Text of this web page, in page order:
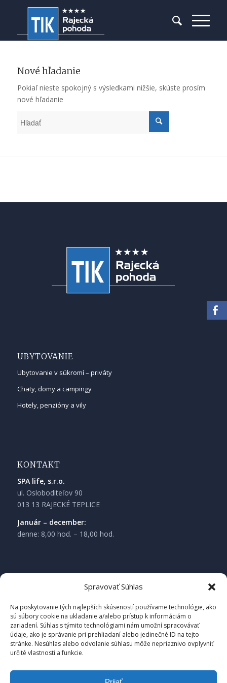
Spravovať Súhlas
Na poskytovanie tých najlepších skúseností používame technológie, ako
sú súbory cookie na ukladanie a/alebo prístup k informáciám o
zariadení. Súhlas s týmito technológiami nám umožní spracovávať
údaje, ako je správanie pri prehliadaní alebo jedinečné ID na tejto
stránke. Nesúhlas alebo odvolanie súhlasu môže nepriaznivo ovplyvniť
určité vlastnosti a funkcie.
Nové hľadanie
Pokiaľ nieste spokojný s výsledkami nižšie, skúste prosím
nové hľadanie
UBYTOVANIE
Ubytovanie v súkromí – priváty
Chaty, domy a campingy
Hotely, penzióny a vily
KONTAKT
SPA life, s.r.o.
ul. Osloboditeľov 90
013 13 RAJECKÉ TEPLICE
Január – december:
denne: 8,00 hod. – 18,00 hod.